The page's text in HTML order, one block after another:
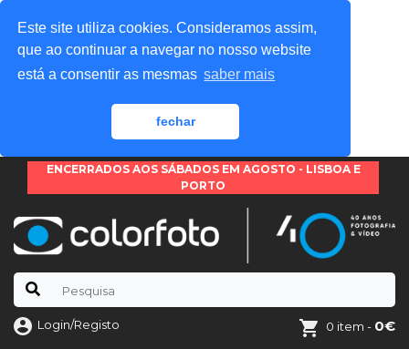
Este site utiliza cookies. Consideramos assim,
que ao continuar a navegar no nosso website
está a consentir as mesmas saber mais
fechar
ENCERRADOS AOS SÁBADOS EM AGOSTO - LISBOA E
PORTO
Login/Registo 0 item - 0€